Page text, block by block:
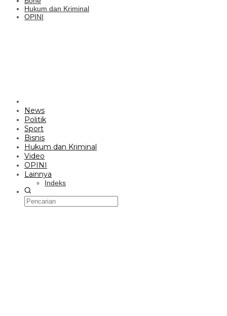
Hukum dan Kriminal
OPINI
News
Politik
Sport
Bisnis
Hukum dan Kriminal
Video
OPINI
Lainnya
Indeks